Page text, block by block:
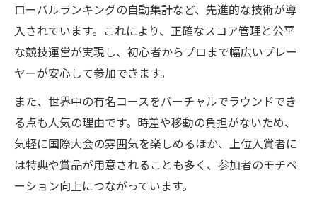
ローバルランキングの自動集計など、先進的な技術が導
入されています。これにより、正確なスコア管理と公平
な競技運営が実現し、初心者からプロまで幅広いプレー
ヤーが安心して参加できます。
また、世界中の有名コースをバーチャルでラウンドでき
る点も人気の理由です。時差や移動の負担がないため、
気軽に国際大会の雰囲気を楽しめるほか、上位入賞者に
は特典や賞品が用意されることも多く、参加者のモチベ
ーション向上につながっています。